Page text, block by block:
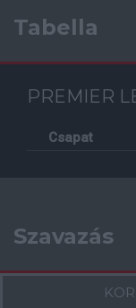
Tabella
PREMIER
Csapat
Szavazás